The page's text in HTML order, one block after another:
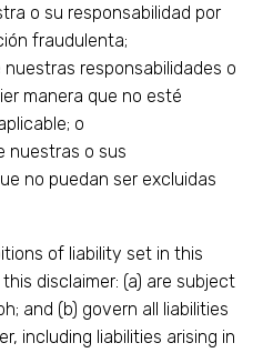
o su responsabilidad por
fraudulenta;
responsabilidades o
manera que no esté
o
nuestras o sus
no puedan ser excluidas
of liability set in this
disclaimer: (a) are subject
and (b) govern all liabilities
including liabilities arising in